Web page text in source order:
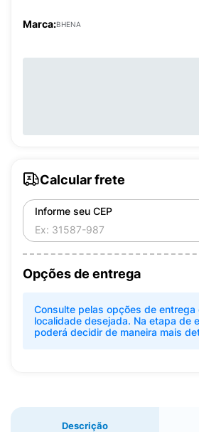
Marca:BHENA
Calcular frete
Informe seu CEP
Opções de entrega
Consulte pelas opções de
localidade desejada. Na etapa de
poderá decidir de maneira mais
Descrição